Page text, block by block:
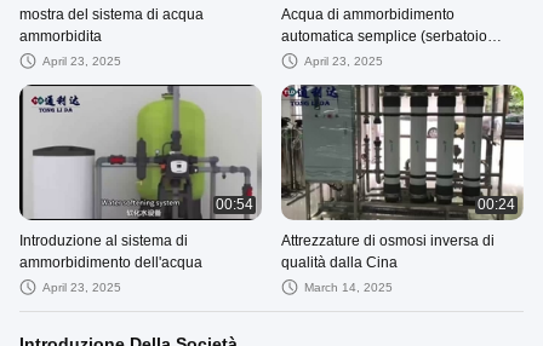
mostra del sistema di acqua
ammorbidita
April 23, 2025
Acqua di ammorbidimento
automatica semplice (serbatoio
singolo, valvola singola)
April 23, 2025
00:54
Introduzione al sistema di
ammorbidimento dell'acqua
April 23, 2025
00:24
Attrezzature di osmosi inversa di
qualità dalla Cina
March 14, 2025